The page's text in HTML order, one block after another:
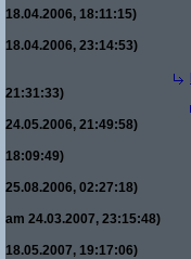
18.04.2006, 18:11:15)
18.04.2006, 23:14:53)
21:31:33)
24.05.2006, 21:49:58)
18:09:49)
25.08.2006, 02:27:18)
am 24.03.2007, 23:15:48)
18.05.2007, 19:17:06)